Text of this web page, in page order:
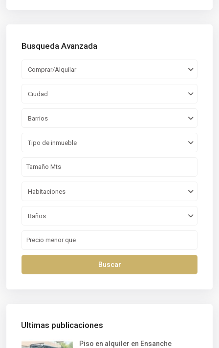
Busqueda Avanzada
Comprar/Alquilar
Ciudad
Barrios
Tipo de inmueble
Habitaciones
Baños
Buscar
Ultimas publicaciones
Piso en alquiler en Ensanche